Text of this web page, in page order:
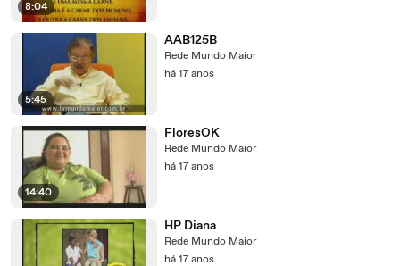
8:04
5:45
AAB125B
Rede Mundo Maior
há 17 anos
14:40
FloresOK
Rede Mundo Maior
há 17 anos
HP Diana
Rede Mundo Maior
há 17 anos